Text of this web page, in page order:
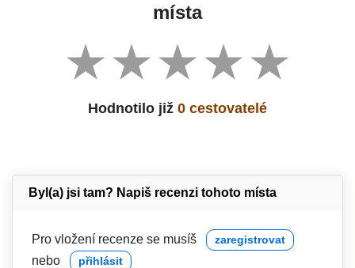
místa
Hodnotilo již 0 cestovatelé
Byl(a) jsi tam? Napiš recenzi tohoto místa
Pro vložení recenze se musíš zaregistrovat
nebo přihlásit